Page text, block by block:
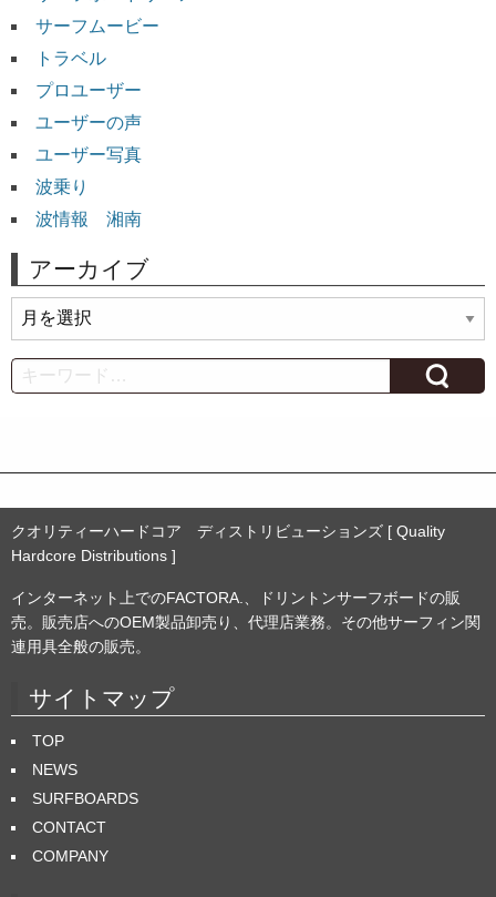
サーフムービー
トラベル
プロユーザー
ユーザーの声
ユーザー写真
波乗り
波情報 湘南
アーカイブ
ー
カ
イ
Search
クオリティーハードコア ディストリビューションズ [ Quality
Hardcore Distributions ]
インターネット上でのFACTORA.、ドリントンサーフボードの販
売。販売店へのOEM製品卸売り、代理店業務。その他サーフィン関
連用具全般の販売。
サイトマップ
TOP
NEWS
SURFBOARDS
CONTACT
COMPANY